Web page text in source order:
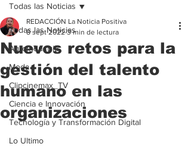
Todas las Noticias
Agroindustria
Moda
Clipcinemax_TV
Ciencia e Innovación
Tecnología y Transformación Digital
Lo Ultimo
Todas las Noticias
Nuevos retos para la
gestión del talento
humano en las
organizaciones
REDACCIÓN La Noticia Positiva
8 sept 2022 3 min de lectura